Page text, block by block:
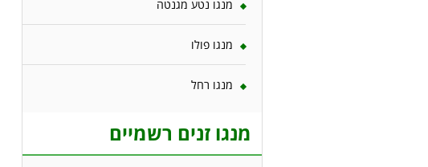
מנגו נטע מגנטה
מנגו פולו
מנגו רחל
מנגו זנים רשמיים